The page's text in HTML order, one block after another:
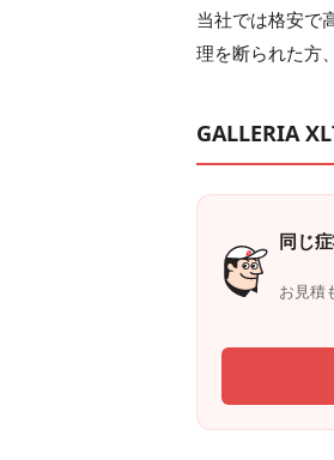
当社では格安で
理を断られた方
GALLERIA
同じ
お見積